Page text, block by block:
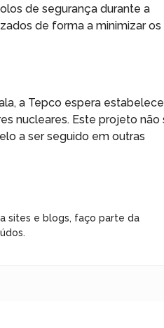
de segurança durante a
de forma a minimizar os
a Tepco espera
nucleares. Este projeto não
a ser seguido em outras
sites e blogs, faço parte da